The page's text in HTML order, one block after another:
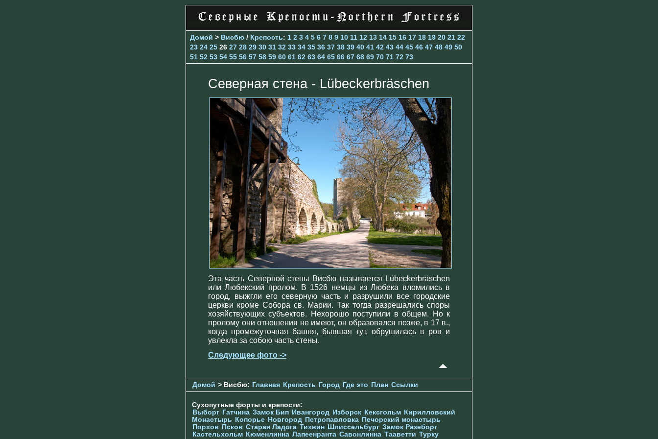
Домой > Висбю / Крепость: 1 2 3 4 5 6 7 8 9 10 11 12 13 14 15 16 17 18 19 20 21 22
23 24 25 26 27 28 29 30 31 32 33 34 35 36 37 38 39 40 41 42 43 44 45 46 47 48 49 50
51 52 53 54 55 56 57 58 59 60 61 62 63 64 65 66 67 68 69 70 71 72 73
Северная стена - Lübeckerbräschen
Эта часть Северной стены Висбю называется Lübeckerbräschen
или Любекский пролом. В 1526 немцы из Любека вломились в
город, выжгли его северную часть и разрушили все городские
церкви кроме Собора св. Марии. Так тогда разрешались споры
хозяйствующих субъектов. Нехорошо поступили в общем. Но к
пролому они отношения не имеют, он образовался позже, в 17 в.,
когда промежуточная башня, бывшая тут, обрушилась в ров и
увлекла за собою часть стены.
Следующее фото ->
Домой > Висбю: Главная Крепость Город Где это План Ссылки
Сухопутные форты и крепости:
Выборг Гатчина Замок Бип Ивангород Изборск Кексгольм Кирилловский
Монастырь
Копорье Новгород Петропавловка Печорcкий монастырь
Порхов
Псков Старая Ладога Тихвин Шлиссельбург Замок Разеборг
Кастельхольм Кюменлинна Лапеенранта Савонлинна Тааветти Турку